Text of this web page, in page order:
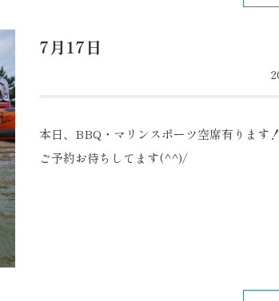
7月17日
本日、BBQ・マリンスポーツ空席有ります！
ご予約お待ちしてます(^^)/